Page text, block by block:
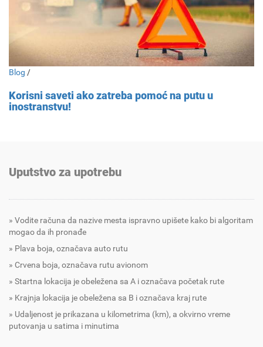
Blog /
Korisni saveti ako zatreba pomoć na putu u
inostranstvu!
Uputstvo za upotrebu
Vodite računa da nazive mesta ispravno upišete kako bi algoritam
mogao da ih pronađe
Plava boja, označava auto rutu
Crvena boja, označava rutu avionom
Startna lokacija je obeležena sa A i označava početak rute
Krajnja lokacija je obeležena sa B i označava kraj rute
Udaljenost je prikazana u kilometrima (km), a okvirno vreme
putovanja u satima i minutima